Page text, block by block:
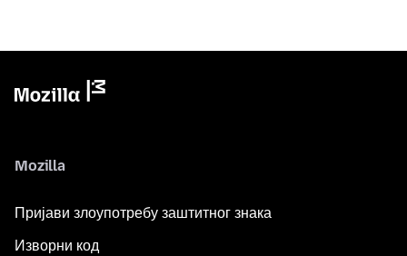
Mozilla
Пријави злоупотребу заштитног знака
Изворни код